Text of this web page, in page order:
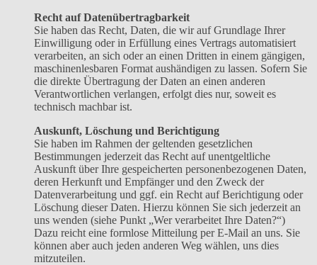
Recht auf Datenübertragbarkeit
Sie haben das Recht, Daten, die wir auf Grundlage Ihrer
Einwilligung oder in Erfüllung eines Vertrags automatisiert
verarbeiten, an sich oder an einen Dritten in einem gängigen,
maschinenlesbaren Format aushändigen zu lassen. Sofern Sie
die direkte Übertragung der Daten an einen anderen
Verantwortlichen verlangen, erfolgt dies nur, soweit es
technisch machbar ist.
Auskunft, Löschung und Berichtigung
Sie haben im Rahmen der geltenden gesetzlichen
Bestimmungen jederzeit das Recht auf unentgeltliche
Auskunft über Ihre gespeicherten personenbezogenen Daten,
deren Herkunft und Empfänger und den Zweck der
Datenverarbeitung und ggf. ein Recht auf Berichtigung oder
Löschung dieser Daten. Hierzu können Sie sich jederzeit an
uns wenden (siehe Punkt „Wer verarbeitet Ihre Daten?“)
Dazu reicht eine formlose Mitteilung per E-Mail an uns. Sie
können aber auch jeden anderen Weg wählen, uns dies
mitzuteilen.